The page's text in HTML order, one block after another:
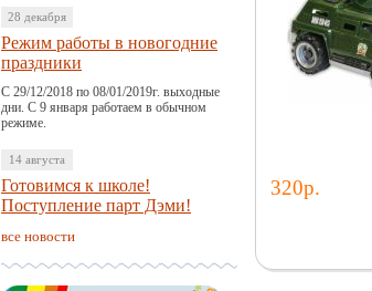
28 декабря
Режим работы в новогодние
праздники
С 29/12/2018 по 08/01/2019г. выходные
дни. С 9 января работаем в обычном
режиме.
14 августа
Готовимся к школе!
Поступление парт Дэми!
все новости
320р.